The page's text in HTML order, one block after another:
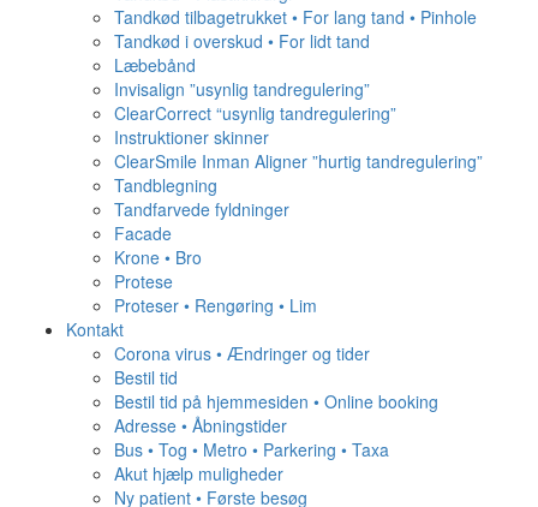
Tandkød tilbagetrukket • For lang tand • Pinhole
Tandkød i overskud • For lidt tand
Læbebånd
Invisalign ”usynlig tandregulering”
ClearCorrect “usynlig tandregulering”
Instruktioner skinner
ClearSmile Inman Aligner ”hurtig tandregulering”
Tandblegning
Tandfarvede fyldninger
Facade
Krone • Bro
Protese
Proteser • Rengøring • Lim
Kontakt
Corona virus • Ændringer og tider
Bestil tid
Bestil tid på hjemmesiden • Online booking
Adresse • Åbningstider
Bus • Tog • Metro • Parkering • Taxa
Akut hjælp muligheder
Ny patient • Første besøg